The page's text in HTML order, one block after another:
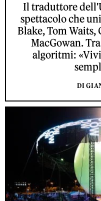
Il traduttore
spettacolo che
Blake, Tom Waits,
MacGowan.
algoritmi:
DI